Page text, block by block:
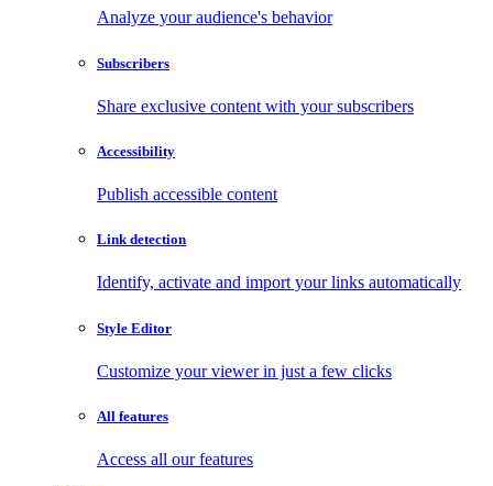
Analyze your audience's behavior
Subscribers
Share exclusive content with your subscribers
Accessibility
Publish accessible content
Link detection
Identify, activate and import your links automatically
Style Editor
Customize your viewer in just a few clicks
All features
Access all our features